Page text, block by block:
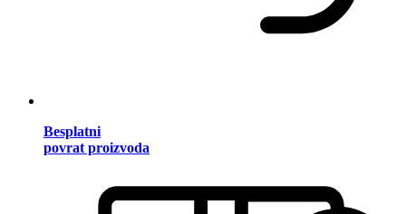
Besplatni
povrat proizvoda